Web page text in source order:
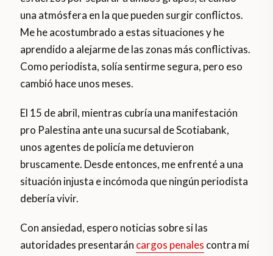
una atmósfera en la que pueden surgir conflictos.
Me he acostumbrado a estas situaciones y he
aprendido a alejarme de las zonas más conflictivas.
Como periodista, solía sentirme segura, pero eso
cambió hace unos meses.
El 15 de abril, mientras cubría una manifestación
pro Palestina ante una sucursal de Scotiabank,
unos agentes de policía me detuvieron
bruscamente. Desde entonces, me enfrenté a una
situación injusta e incómoda que ningún periodista
debería vivir.
Con ansiedad, espero noticias sobre si las
autoridades presentarán cargos penales contra mí